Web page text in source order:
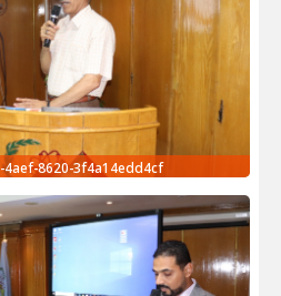
4aef-8620-3f4a14edd4cf